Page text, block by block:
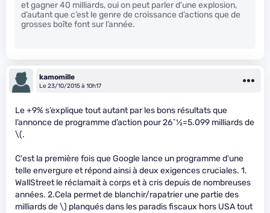
et gagner 40 milliards, oui on peut parler d’une explosion,
d’autant que c’est le genre de croissance d’actions que de
grosses boîte font sur l’année.
kamomille
Le 23/10/2015 à 10h17
Le +9% s’explique tout autant par les bons résultats que
l’annonce de programme d’action pour 26^1⁄2=5.099 milliards de
\(.
C'est la première fois que Google lance un programme d'une
telle envergure et répond ainsi à deux exigences cruciales. 1.
WallStreet le réclamait à corps et à cris depuis de nombreuses
années. 2.Cela permet de blanchir/rapatrier une partie des
milliards de \) planqués dans les paradis fiscaux hors USA tout